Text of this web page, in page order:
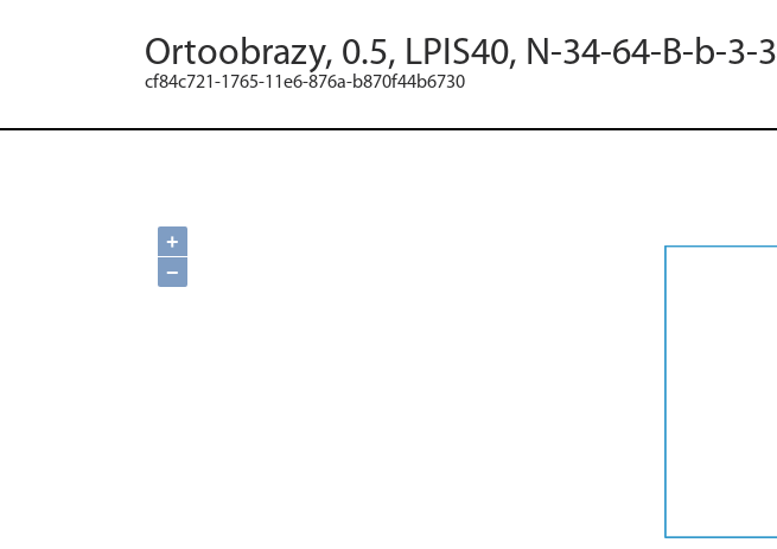
Ortoobrazy, 0.5, LPIS40, N-34-64-B-b-3-3
cf84c721-1765-11e6-876a-b870f44b6730
+
−